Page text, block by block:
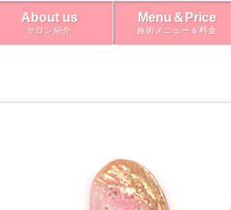
About us
サロン紹介
Menu＆Price
施術メニュー＆料金